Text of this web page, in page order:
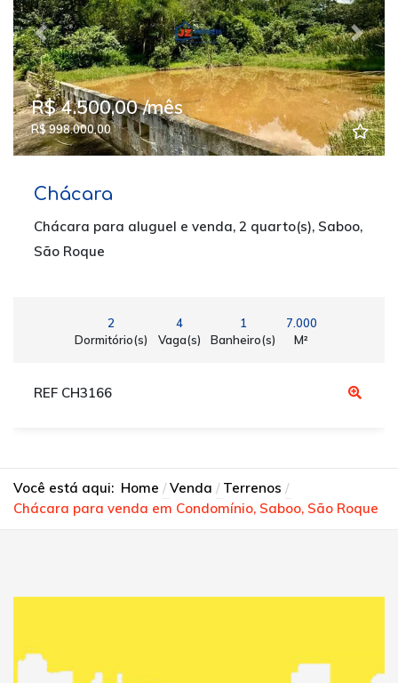
Previous Next
R$ 4.500,00 /mês
R$ 998.000,00
Chácara
Chácara para aluguel e venda, 2 quarto(s), Saboo,
São Roque
2
Dormitório(s)
4
Vaga(s)
1
Banheiro(s)
7.000
M²
REF CH3166
Você está aqui: Home Venda
Terrenos
Chácara para venda em Condomínio, Saboo, São Roque